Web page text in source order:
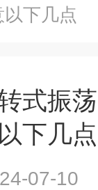
下几点
式振
以下几点
07-